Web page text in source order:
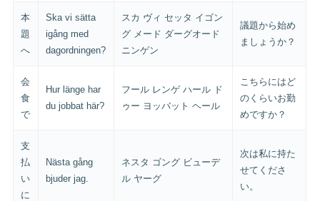
本
題
へ
Ska vi sätta
igång med
dagordningen?
スカ ヴィ セッタ イゴン
グ メード ダーグオード
ニンゲン
議題から始め
ましょうか？
会
食
で
Hur länge har
du jobbat här?
フール レンゲ ハール ド
ゥー ヨッバット ヘール
こちらにはど
のくらいお勤
めですか？
支
払
い
に
Nästa gång
bjuder jag.
ネスタ ゴング ビューデ
ル ヤーグ
次は私に持た
せてくださ
い。